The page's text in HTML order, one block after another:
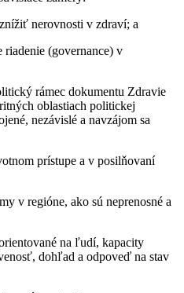
nerovnosti v zdraví; a
riadenie (governance) v
rámec dokumentu Zdravie
oblastiach politickej
nezávislé a navzájom sa
prístupe a v posilňovaní
v regióne, ako sú neprenosné a
na ľudí, kapacity
dohľad a odpoveď na stav